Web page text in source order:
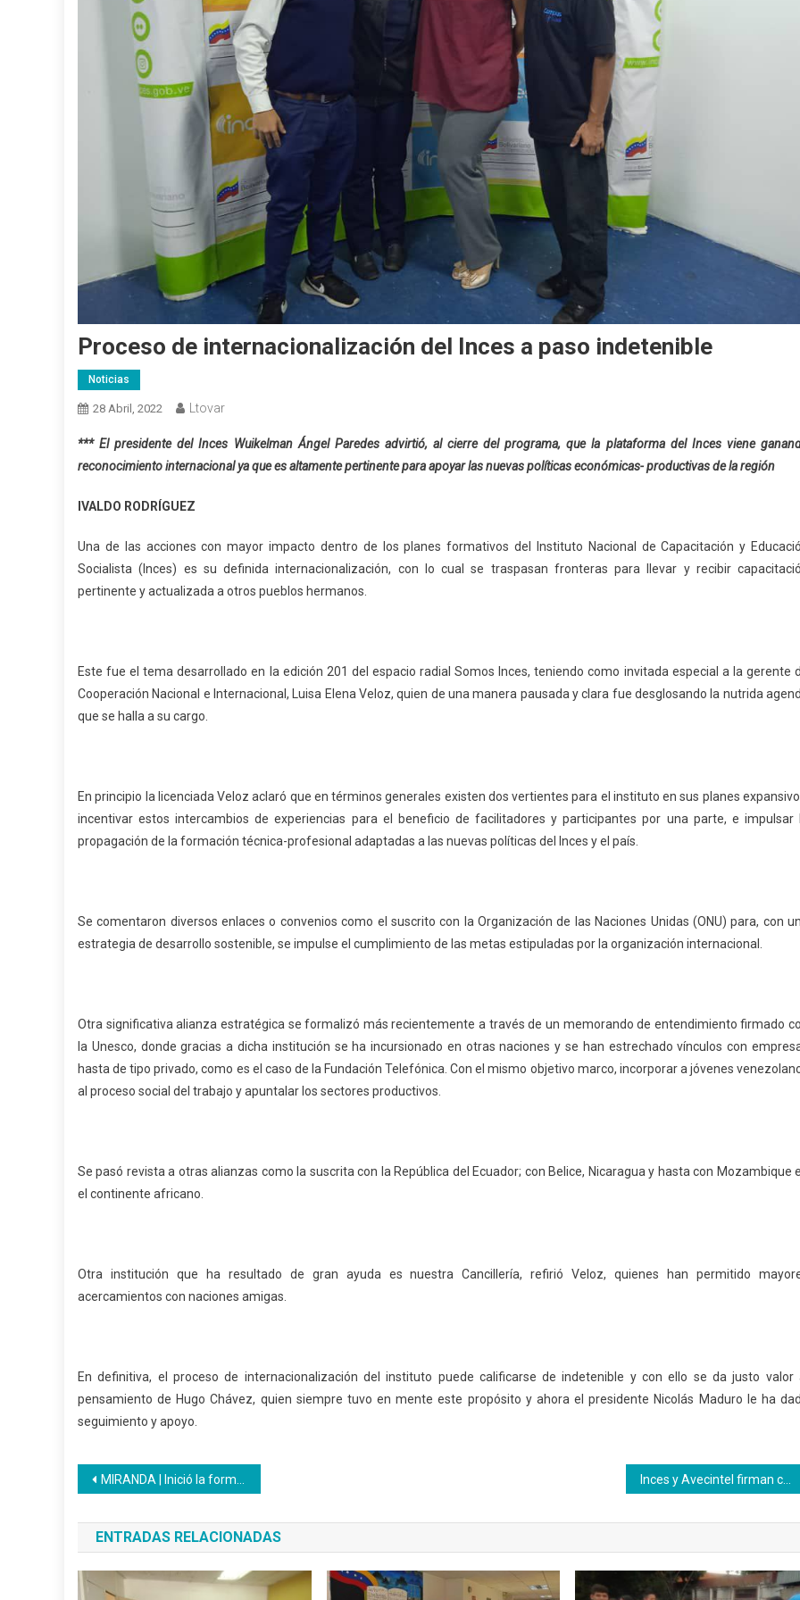
Proceso de internacionalización del Inces a paso indetenible
Noticias
28 Abril, 2022 Ltovar
*** El presidente del Inces Wuikelman Ángel Paredes advirtió, al cierre del programa, que la plataforma del Inces viene
reconocimiento internacional ya que es altamente pertinente para apoyar las nuevas políticas económicas- productivas de la región
IVALDO RODRÍGUEZ
Una de las acciones con mayor impacto dentro de los planes formativos del Instituto Nacional de Capacitación y
Socialista (Inces) es su definida internacionalización, con lo cual se traspasan fronteras para llevar y recibir
pertinente y actualizada a otros pueblos hermanos.
Este fue el tema desarrollado en la edición 201 del espacio radial Somos Inces, teniendo como invitada especial a la gerente
Cooperación Nacional e Internacional, Luisa Elena Veloz, quien de una manera pausada y clara fue desglosando la nutrida
que se halla a su cargo.
En principio la licenciada Veloz aclaró que en términos generales existen dos vertientes para el instituto en sus planes
incentivar estos intercambios de experiencias para el beneficio de facilitadores y participantes por una parte, e impulsar
propagación de la formación técnica-profesional adaptadas a las nuevas políticas del Inces y el país.
Se comentaron diversos enlaces o convenios como el suscrito con la Organización de las Naciones Unidas (ONU) para, con
estrategia de desarrollo sostenible, se impulse el cumplimiento de las metas estipuladas por la organización internacional.
Otra significativa alianza estratégica se formalizó más recientemente a través de un memorando de entendimiento firmado
la Unesco, donde gracias a dicha institución se ha incursionado en otras naciones y se han estrechado vínculos con
hasta de tipo privado, como es el caso de la Fundación Telefónica. Con el mismo objetivo marco, incorporar a jóvenes
al proceso social del trabajo y apuntalar los sectores productivos.
Se pasó revista a otras alianzas como la suscrita con la República del Ecuador; con Belice, Nicaragua y hasta con Mozambique
el continente africano.
Otra institución que ha resultado de gran ayuda es nuestra Cancillería, refirió Veloz, quienes han permitido
acercamientos con naciones amigas.
En definitiva, el proceso de internacionalización del instituto puede calificarse de indetenible y con ello se da justo valor
pensamiento de Hugo Chávez, quien siempre tuvo en mente este propósito y ahora el presidente Nicolás Maduro le ha
seguimiento y apoyo.
Navegación
de
entradas
MIRANDA | Inició la formación productiva de bachilleres en el municipio Acevedo. Inces y Avecintel firman convenio para la formación en el sector turismo
ENTRADAS RELACIONADAS